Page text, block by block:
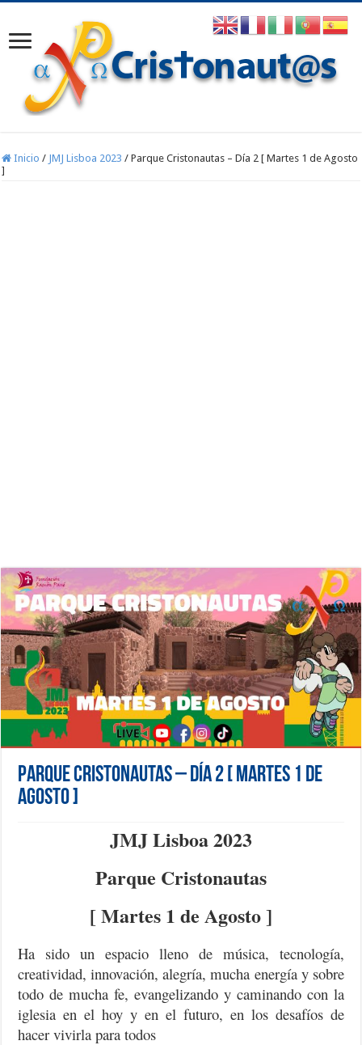
Inicio / JMJ Lisboa 2023 / Parque Cristonautas – Día 2 [ Martes 1 de Agosto
]
Parque Cristonautas – Día 2 [ Martes 1 de
Agosto ]
JMJ Lisboa 2023
Parque Cristonautas
[ Martes 1 de Agosto ]
Ha sido un espacio lleno de música, tecnología,
creatividad, innovación, alegría, mucha energía y sobre
todo de mucha fe, evangelizando y caminando con la
iglesia en el hoy y en el futuro, en los desafíos de
hacer vivirla para todos